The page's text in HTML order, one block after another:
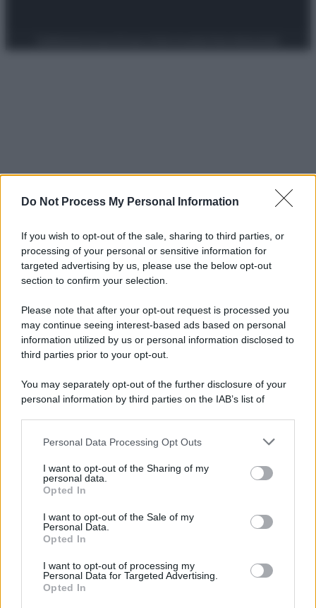
Do Not Process My Personal Information
If you wish to opt-out of the sale, sharing to third parties, or
processing of your personal or sensitive information for
targeted advertising by us, please use the below opt-out
section to confirm your selection.
Please note that after your opt-out request is processed you
may continue seeing interest-based ads based on personal
information utilized by us or personal information disclosed to
third parties prior to your opt-out.
You may separately opt-out of the further disclosure of your
personal information by third parties on the IAB’s list of
This information may also be disclosed by us to third parties
disclose it to other third parties.
Please note that this website/app uses one or more Google
services and may gather and store information including but
not limited to your visit or usage behaviour. You may click to
grant or deny consent to Google and its third-party tags to
consent section.
Personal Data Processing Opt Outs
I want to opt-out of the Sharing of my
personal data.
Opted In
I want to opt-out of the Sale of my
Personal Data.
Opted In
I want to opt-out of processing my
Personal Data for Targeted Advertising.
Opted In